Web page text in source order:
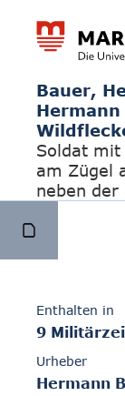
Bauer,
Soldat mit
am Zügel
neben der
Enthalten in
9
Urheber
Hermann